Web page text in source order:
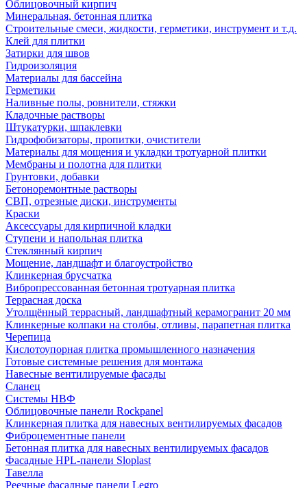
Облицовочный кирпич
Минеральная, бетонная плитка
Строительные смеси, жидкости, герметики, инструмент и т.д.
Клей для плитки
Затирки для швов
Гидроизоляция
Материалы для бассейна
Герметики
Наливные полы, ровнители, стяжки
Кладочные растворы
Штукатурки, шпаклевки
Гидрофобизаторы, пропитки, очистители
Материалы для мощения и укладки тротуарной плитки
Мембраны и полотна для плитки
Грунтовки, добавки
Бетоноремонтные растворы
СВП, отрезные диски, инструменты
Краски
Аксессуары для кирпичной кладки
Ступени и напольная плитка
Cтеклянный кирпич
Мощение, ландшафт и благоустройство
Клинкерная брусчатка
Вибропрессованная бетонная тротуарная плитка
Террасная доска
Утолщённый террасный, ландшафтный керамогранит 20 мм
Клинкерные колпаки на столбы, отливы, парапетная плитка
Черепица
Кислотоупорная плитка промышленного назначения
Готовые системные решения для монтажа
Навесные вентилируемые фасады
Сланец
Системы НВФ
Облицовочные панели Rockpanel
Клинкерная плитка для навесных вентилируемых фасадов
Фиброцементные панели
Бетонная плитка для навесных вентилируемых фасадов
Фасадные HPL-панели Sloplast
Тавелла
Реечные фасадные панели Legro